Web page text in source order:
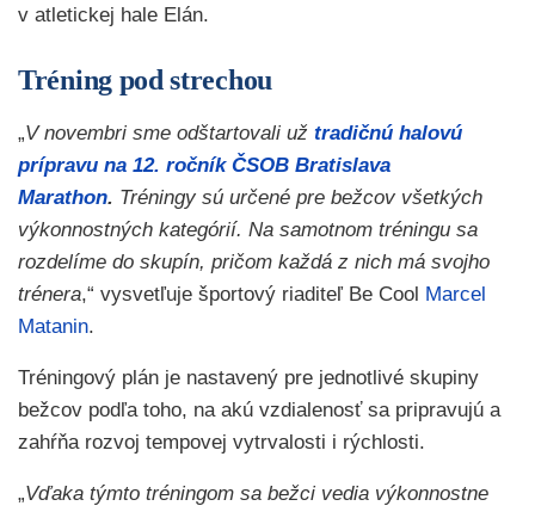
v atletickej hale Elán.
Tréning pod strechou
„V novembri sme odštartovali už tradičnú halovú
prípravu na 12. ročník ČSOB Bratislava
Marathon. Tréningy sú určené pre bežcov všetkých
výkonnostných kategórií. Na samotnom tréningu sa
rozdelíme do skupín, pričom každá z nich má svojho
trénera,“ vysvetľuje športový riaditeľ Be Cool Marcel
Matanin.
Tréningový plán je nastavený pre jednotlivé skupiny
bežcov podľa toho, na akú vzdialenosť sa pripravujú a
zahŕňa rozvoj tempovej vytrvalosti i rýchlosti.
„Vďaka týmto tréningom sa bežci vedia výkonnostne